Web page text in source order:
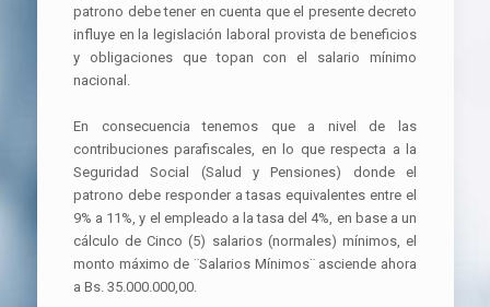
patrono debe tener en cuenta que el presente decreto
influye en la legislación laboral provista de beneficios
y obligaciones que topan con el salario mínimo
nacional.
En consecuencia tenemos que a nivel de las
contribuciones parafiscales, en lo que respecta a la
Seguridad Social (Salud y Pensiones) donde el
patrono debe responder a tasas equivalentes entre el
9% a 11%, y el empleado a la tasa del 4%, en base a un
cálculo de Cinco (5) salarios (normales) mínimos, el
monto máximo de ¨Salarios Mínimos¨ asciende ahora
a Bs. 35.000.000,00.